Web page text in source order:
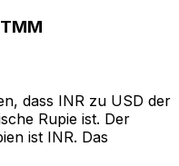
dass INR zu USD der
Rupie ist. Der
ist INR. Das